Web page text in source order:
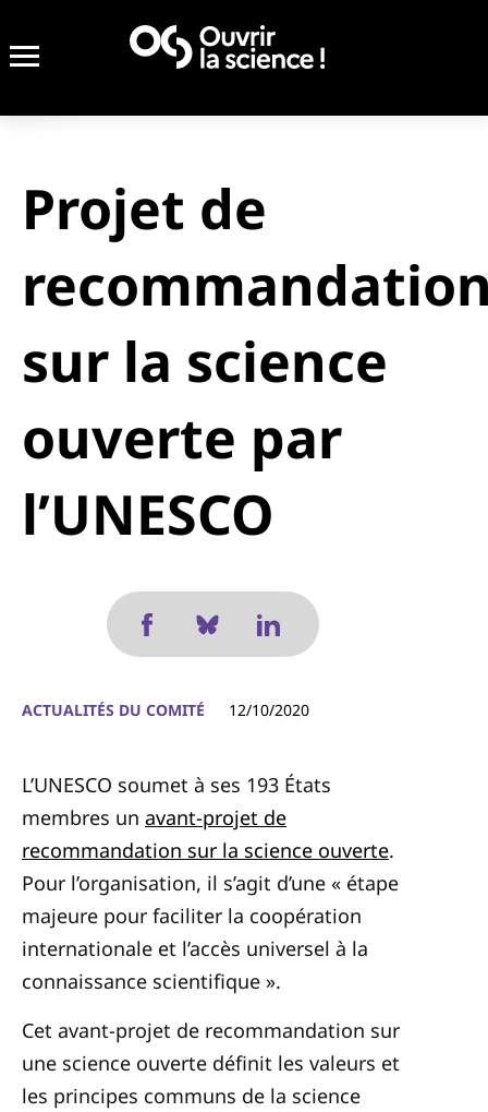
Projet de
sur la science
ouverte par
l’UNESCO
ACTUALITÉS DU COMITÉ 12/10/2020
L’UNESCO soumet à ses 193 États
membres un avant-projet de
recommandation sur la science ouverte.
Pour l’organisation, il s’agit d’une « étape
majeure pour faciliter la coopération
internationale et l’accès universel à la
connaissance scientifique ».
Cet avant-projet de recommandation sur
une science ouverte définit les valeurs et
les principes communs de la science